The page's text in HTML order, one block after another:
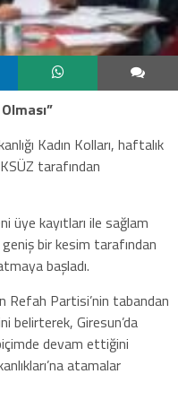
Kadın Kolları, haftalık
tarafından
üye kayıtları ile sağlam
bir kesim tarafından
başladı.
Refah Partisi’nin tabandan
belirterek, Giresun’da
devam ettiğini
atamalar